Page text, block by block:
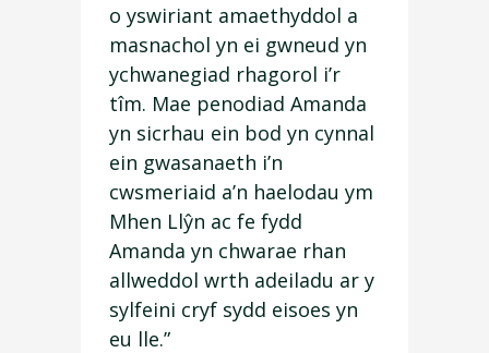
o yswiriant amaethyddol a
masnachol yn ei gwneud yn
ychwanegiad rhagorol i’r
tîm. Mae penodiad Amanda
yn sicrhau ein bod yn cynnal
ein gwasanaeth i’n
cwsmeriaid a’n haelodau ym
Mhen Llŷn ac fe fydd
Amanda yn chwarae rhan
allweddol wrth adeiladu ar y
sylfeini cryf sydd eisoes yn
eu lle.”